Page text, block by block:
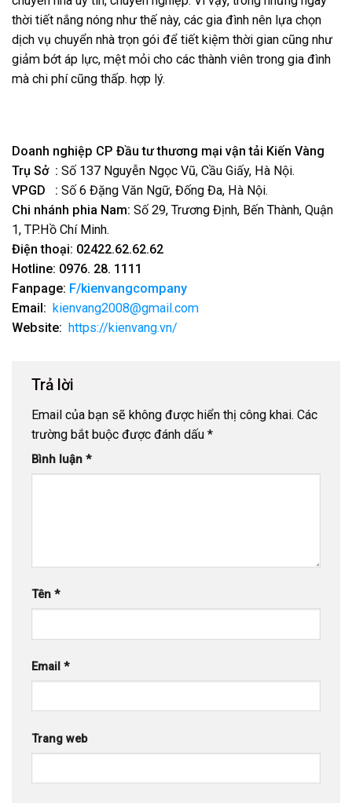
thời tiết nắng nóng như thế này, các gia đình nên lựa chọn
dịch vụ chuyển nhà trọn gói để tiết kiệm thời gian cũng như
giảm bớt áp lực, mệt mỏi cho các thành viên trong gia đình
mà chi phí cũng thấp. hợp lý.
Doanh nghiệp CP Đầu tư thương mại vận tải Kiến Vàng
Trụ Sở : Số 137 Nguyễn Ngọc Vũ, Cầu Giấy, Hà Nội.
VPGD : Số 6 Đặng Văn Ngữ, Đống Đa, Hà Nội.
Chi nhánh phia Nam: Số 29, Trương Định, Bến Thành, Quận
1, TP.Hồ Chí Minh.
Điện thoại: 02422.62.62.62
Hotline: 0976. 28. 1111
Fanpage: F/kienvangcompany
Email: kienvang2008@gmail.com
Website: https://kienvang.vn/
Trả lời
Email của bạn sẽ không được hiển thị công khai. Các
trường bắt buộc được đánh dấu *
Bình luận *
Tên *
Email *
Trang web